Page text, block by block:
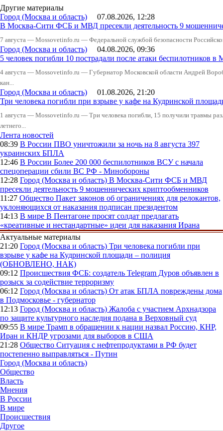
Другие материалы
Город (Москва и область) 07.08.2026, 12:28
В Москва-Сити ФСБ и МВД пресекли деятельность 9
7 августа — Mossovetinfo.ru — Федеральной службой безопасности
Город (Москва и область) 04.08.2026, 09:36
5 человек погибли 10 пострадали после атаки беспилотников в
4 августа — Mossovetinfo.ru — Губернатор Московской области Андрей
кан...
Город (Москва и область) 01.08.2026, 21:20
Три человека погибли при взрыве у кафе на Кудринской
1 августа — Mossovetinfo.ru — Три человека погибли, 15 получили травмы
летнего...
Лента новостей
08:39 В России ПВО уничтожили за ночь на 8 августа 397
украинских БПЛА
12:46 В России Более 200 000 беспилотников ВСУ с начала
спецоперации сбили ВС РФ - Минобороны
12:28 Город (Москва и область) В Москва-Сити ФСБ и МВД
пресекли деятельность 9 мошеннических криптообменников
11:27 Общество Пакет законов об ограничениях для релокантов,
уклоняющихся от наказания подписан президентом
14:13 В мире В Пентагоне просят солдат предлагать
«креативные и нестандартные» идеи для наказания Ирана
Актуальные материалы
21:20 Город (Москва и область) Три человека погибли при
взрыве у кафе на Кудринской площади – полиция
(ОБНОВЛЕНО, НАК)
09:12 Происшествия ФСБ: создатель Telegram Дуров объявлен в
розыск за содействие терроризму
06:12 Город (Москва и область) От атак БПЛА повреждены дома
в Подмосковье - губернатор
12:13 Город (Москва и область) Жалоба с участием Архнадзора
по защите культурного наследия подана в Верховный суд
09:55 В мире Трамп в обращении к нации назвал Россию, КНР,
Иран и КНДР угрозами для выборов в США
21:28 Общество Ситуация с нефтепродуктами в РФ будет
постепенно выправляться - Путин
Город (Москва и область)
Общество
Власть
Мнения
В России
В мире
Происшествия
Другое